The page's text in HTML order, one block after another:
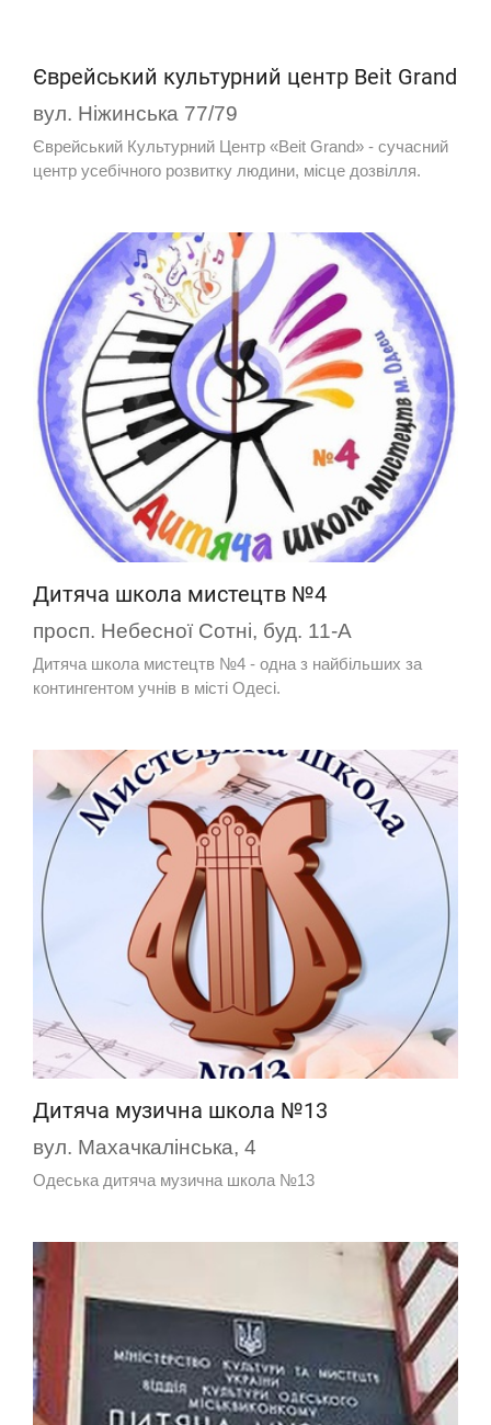
Єврейський культурний центр Beit Grand
вул. Ніжинська 77/79
Єврейський Культурний Центр «Beit Grand» - сучасний
центр усебічного розвитку людини, місце дозвілля.
Дитяча школа мистецтв №4
просп. Небесної Сотні, буд. 11-А
Дитяча школа мистецтв №4 - одна з найбільших за
контингентом учнів в місті Одесі.
Дитяча музична школа №13
вул. Махачкалінська, 4
Одеська дитяча музична школа №13